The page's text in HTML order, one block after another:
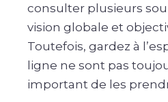
consulter plusieurs
vision globale et
Toutefois, gardez à
ligne ne sont pas
important de les